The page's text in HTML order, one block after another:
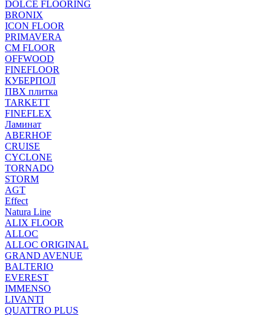
DOLCE FLOORING
BRONIX
ICON FLOOR
PRIMAVERA
CM FLOOR
OFFWOOD
FINEFLOOR
КУБЕРПОЛ
ПВХ плитка
TARKETT
FINEFLEX
Ламинат
ABERHOF
CRUISE
CYCLONE
TORNADO
STORM
AGT
Effect
Natura Line
ALIX FLOOR
ALLOC
ALLOC ORIGINAL
GRAND AVENUE
BALTERIO
EVEREST
IMMENSO
LIVANTI
QUATTRO PLUS